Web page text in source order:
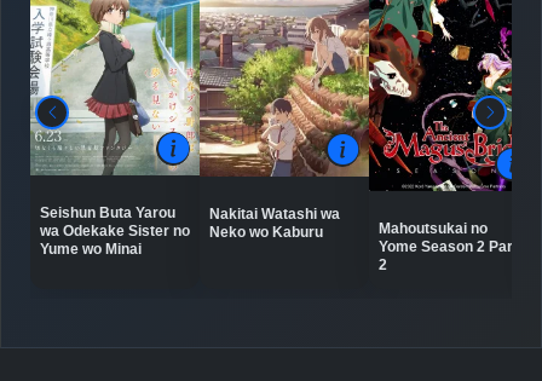
Seishun Buta Yarou
wa Odekake Sister no
Yume wo Minai
Nakitai Watashi wa
Neko wo Kaburu
Mahoutsukai no
Yome Season 2 Part
2